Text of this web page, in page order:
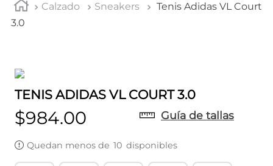
Calzado Sneakers
Tenis Adidas VL Court
3.0
TENIS ADIDAS VL COURT 3.0
$984.00 Guía de tallas
Quedan menos de 10 disponibles
5. tenis